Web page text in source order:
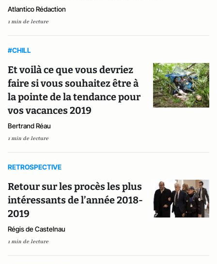
Atlantico Rédaction
1 min de lecture
#CHILL
Et voilà ce que vous devriez
faire si vous souhaitez être à
la pointe de la tendance pour
vos vacances 2019
Bertrand Réau
1 min de lecture
RETROSPECTIVE
Retour sur les procès les plus
intéressants de l’année 2018-
2019
Régis de Castelnau
1 min de lecture